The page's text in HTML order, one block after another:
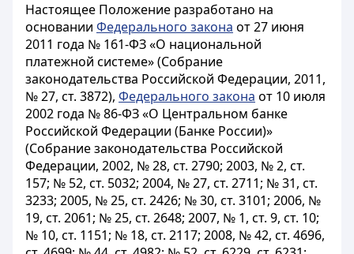
Настоящее Положение разработано на
основании Федерального закона от 27 июня
2011 года № 161-ФЗ «О национальной
платежной системе» (Собрание
законодательства Российской Федерации, 2011,
№ 27, ст. 3872), Федерального закона от 10 июля
2002 года № 86-ФЗ «О Центральном банке
Российской Федерации (Банке России)»
(Собрание законодательства Российской
Федерации, 2002, № 28, ст. 2790; 2003, № 2, ст.
157; № 52, ст. 5032; 2004, № 27, ст. 2711; № 31, ст.
3233; 2005, № 25, ст. 2426; № 30, ст. 3101; 2006, №
19, ст. 2061; № 25, ст. 2648; 2007, № 1, ст. 9, ст. 10;
№ 10, ст. 1151; № 18, ст. 2117; 2008, № 42, ст. 4696,